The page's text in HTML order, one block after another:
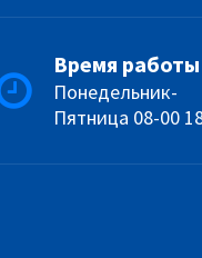
Время работы
Понедельник-
Пятница 08-00